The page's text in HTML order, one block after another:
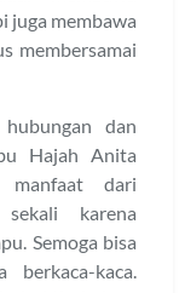
juga membawa
membersamai
dan
Hajah Anita
manfaat dari
karena
Semoga bisa
kaca.